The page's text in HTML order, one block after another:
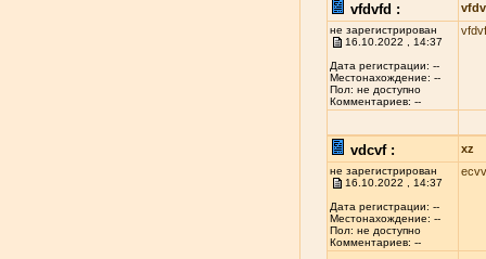
vfdvfd : vfdv
не зарегистрирован
16.10.2022 , 14:37
Дата регистрации: --
Местонахождение: --
Пол: не доступно
Комментариев: --
vfdvf
vdcvf : xz
не зарегистрирован
16.10.2022 , 14:37
Дата регистрации: --
Местонахождение: --
Пол: не доступно
Комментариев: --